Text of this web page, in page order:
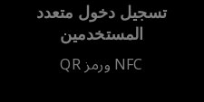
تسجيل دخول متعدد
المستخدمين
NFC ورمز QR